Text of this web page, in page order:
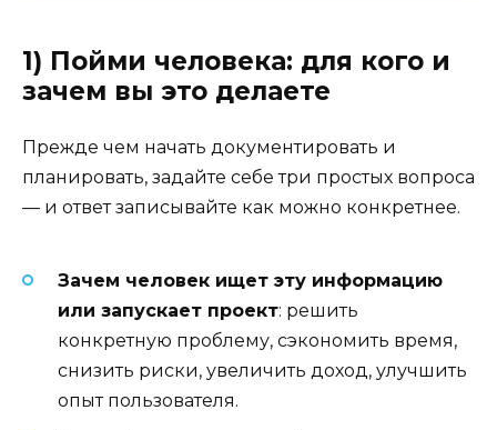
1) Пойми человека: для кого и
зачем вы это делаете
Прежде чем начать документировать и
планировать, задайте себе три простых вопроса
— и ответ записывайте как можно конкретнее.
Зачем человек ищет эту информацию
или запускает проект: решить
конкретную проблему, сэкономить время,
снизить риски, увеличить доход, улучшить
опыт пользователя.